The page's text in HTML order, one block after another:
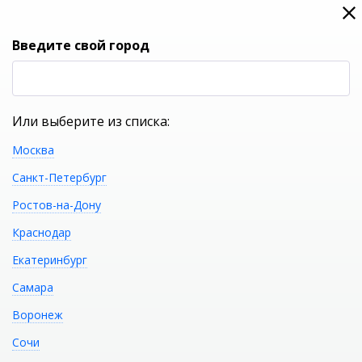
0
Azori 506553002 Плитка
напольная Aurai 420х420 marfil
Введите свой город
Или выберите из списка:
Москва
Санкт-Петербург
Ростов-на-Дону
Краснодар
Екатеринбург
Самара
Воронеж
Сочи